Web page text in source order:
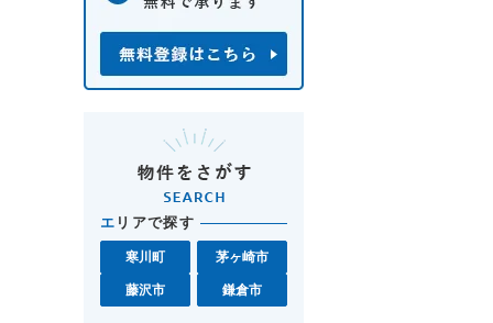
エ リアで探す
寒川町 茅ヶ崎市
藤沢市 鎌倉市